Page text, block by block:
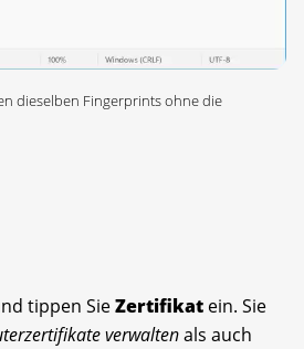
dieselben Fingerprints ohne die
tippen SieZertifikat ein. Sie
verwaltenals auch